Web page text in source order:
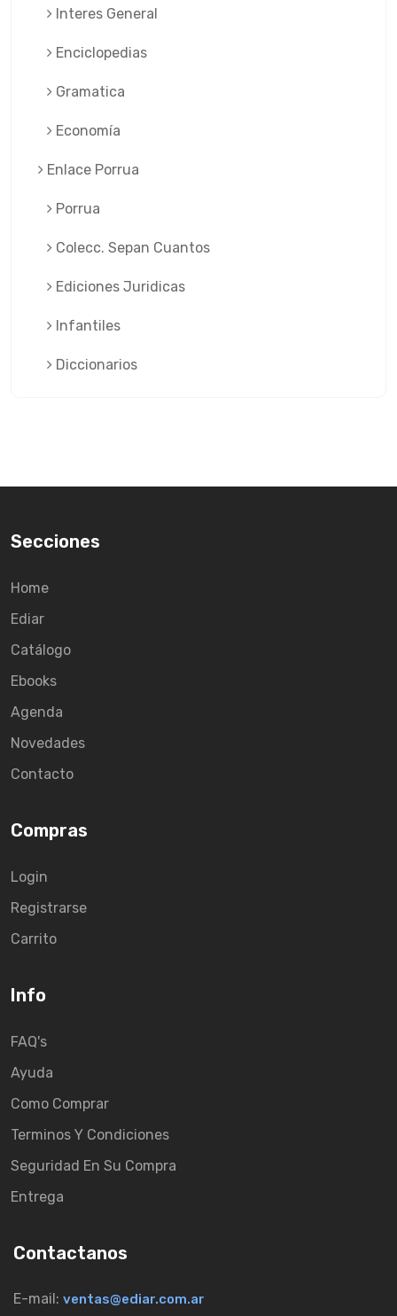
Interes General
Enciclopedias
Gramatica
Economía
Enlace Porrua
Porrua
Colecc. Sepan Cuantos
Ediciones Juridicas
Infantiles
Diccionarios
Secciones
Home
Ediar
Catálogo
Ebooks
Agenda
Novedades
Contacto
Compras
Login
Registrarse
Carrito
Info
FAQ's
Ayuda
Como Comprar
Terminos Y Condiciones
Seguridad En Su Compra
Entrega
Contactanos
E-mail: ventas@ediar.com.ar